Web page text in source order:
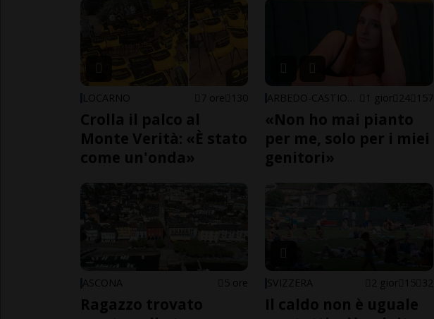
LOCARNO 7 ore 130
Crolla il palco al
Monte Verità: «È stato
come un'onda»
1 gior 24 157
«Non ho mai pianto
per me, solo per i miei
genitori»
ASCONA 5 ore
Ragazzo trovato
SVIZZERA 2 gior 15 32
Il caldo non è uguale